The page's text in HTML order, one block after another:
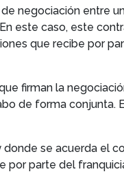
negociación entre
este caso, este
que recibe por
firman la
de forma conjunta.
se acuerda el
por parte del